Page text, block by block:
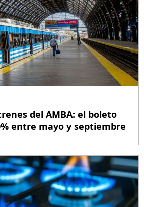
del AMBA: el boleto
entre mayo y septiembre